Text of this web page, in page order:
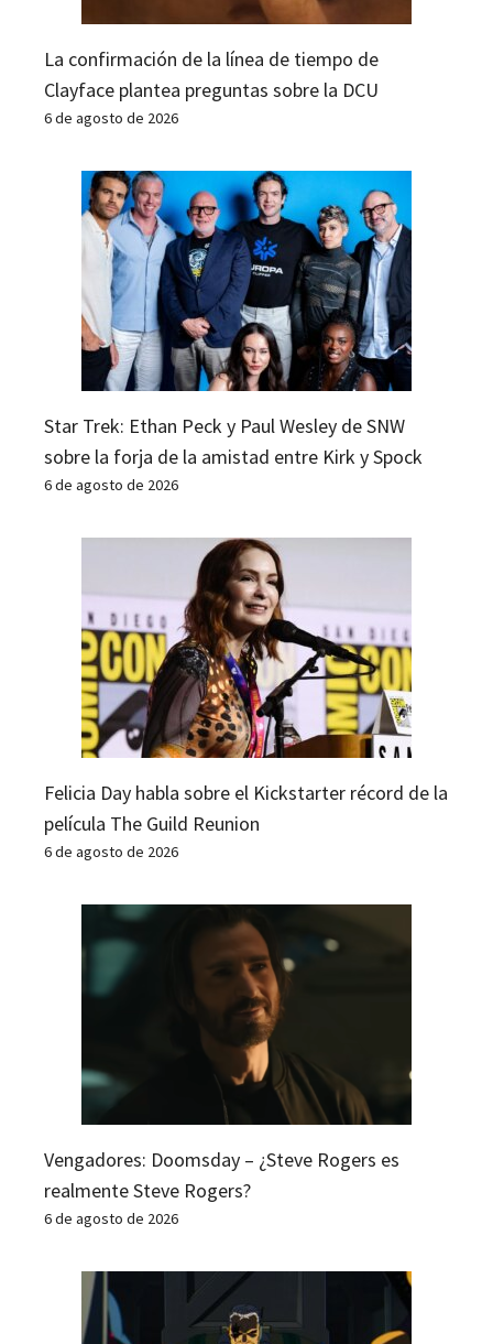
La confirmación de la línea de tiempo de
Clayface plantea preguntas sobre la DCU
6 de agosto de 2026
Star Trek: Ethan Peck y Paul Wesley de SNW
sobre la forja de la amistad entre Kirk y Spock
6 de agosto de 2026
Felicia Day habla sobre el Kickstarter récord de la
película The Guild Reunion
6 de agosto de 2026
Vengadores: Doomsday – ¿Steve Rogers es
realmente Steve Rogers?
6 de agosto de 2026